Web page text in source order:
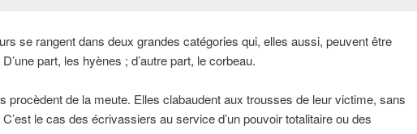
se rangent dans deux grandes catégories qui, elles aussi, peuvent être
part, les hyènes ; d’autre part, le corbeau.
procèdent de la meute. Elles clabaudent aux trousses de leur victime, sans
le cas des écrivassiers au service d’un pouvoir totalitaire ou des